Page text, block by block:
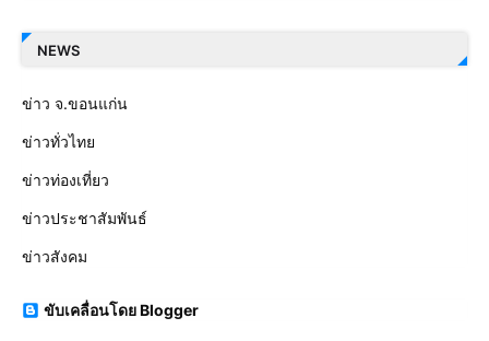
NEWS
ข่าว จ.ขอนแก่น
ข่าวทั่วไทย
ข่าวท่องเที่ยว
ข่าวประชาสัมพันธ์
ข่าวสังคม
ขับเคลื่อนโดย Blogger